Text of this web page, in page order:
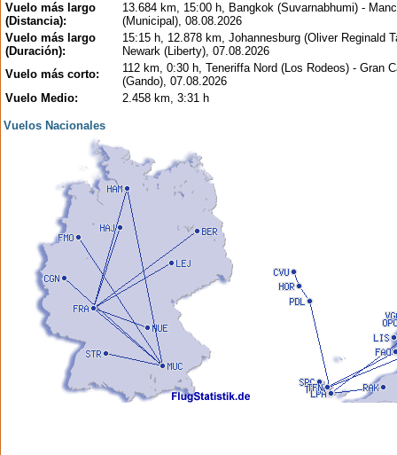
Vuelo más largo
(Distancia):
13.684 km, 15:00 h, Bangkok (Suvarnabhumi) -
(Municipal), 08.08.2026
Vuelo más largo
(Duración):
15:15 h, 12.878 km, Johannesburg (Oliver Reginald
Newark (Liberty), 07.08.2026
Vuelo más corto:
112 km, 0:30 h, Teneriffa Nord (Los Rodeos) - Gran
(Gando), 07.08.2026
Vuelo Medio:
2.458 km, 3:31 h
Vuelos Nacionales